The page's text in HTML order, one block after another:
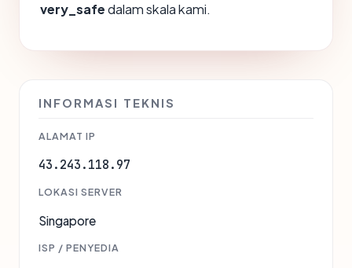
very_safedalam skala kami.
INFORMASI TEKNIS
ALAMAT IP
43.243.118.97
LOKASI SERVER
Singapore
ISP / PENYEDIA